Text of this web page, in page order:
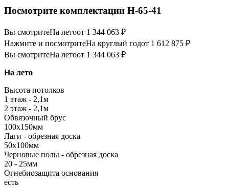
Посмотрите комплектации Н-65-41
Вы смотритеНа летоот 1 344 063 ₽
Нажмите и посмотритеНа круглый годот 1 612 875 ₽
Вы смотритеНа летоот 1 344 063 ₽
На лето
Высота потолков
1 этаж - 2,1м
2 этаж - 2,1м
Обвязочный брус
100х150мм
Лаги - обрезная доска
50х100мм
Черновые полы - обрезная доска
20 - 25мм
Огнебиозащита основания
есть